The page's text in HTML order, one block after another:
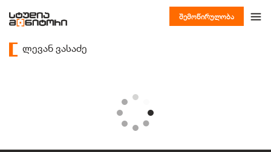
შემოწირულობა
ლევან ვასაძე